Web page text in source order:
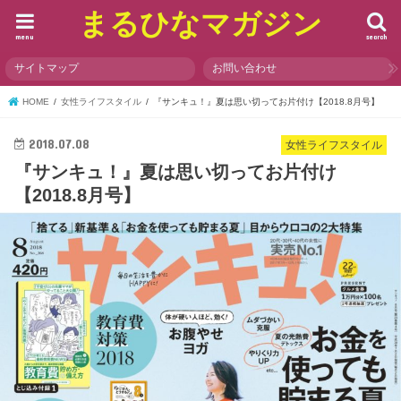
まるひなマガジン search
menu
サイトマップ お問い合わせ
HOME 女性ライフスタイル 『サンキュ！』夏は思い切ってお片付け【2018.8月号】
女性ライフスタイル
2018.07.08
『サンキュ！』夏は思い切ってお片付け
【2018.8月号】